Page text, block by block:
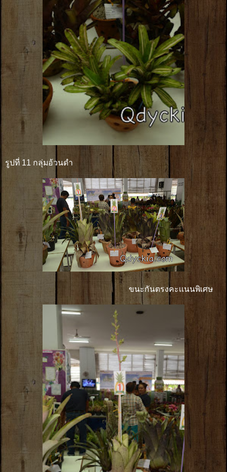
รูปที่ 11 กลุ่มอ้วนดำ
ขนะกันตรงคะเเนนพิเศษ